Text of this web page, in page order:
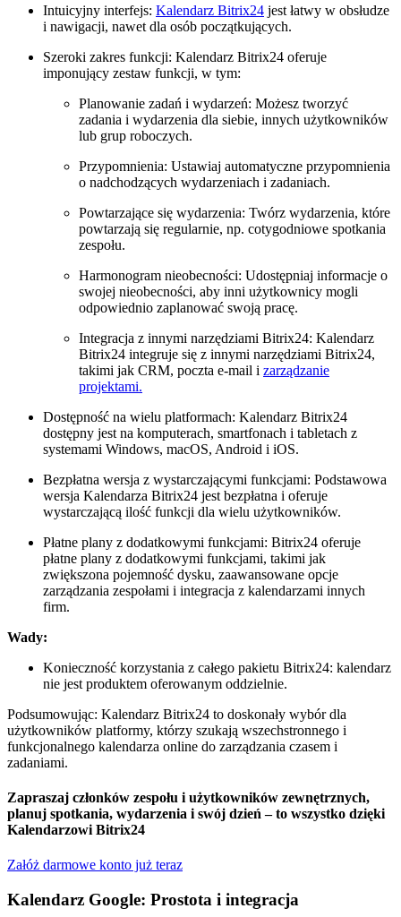
Intuicyjny interfejs: Kalendarz Bitrix24 jest łatwy w obsłudze
i nawigacji, nawet dla osób początkujących.
Szeroki zakres funkcji: Kalendarz Bitrix24 oferuje
imponujący zestaw funkcji, w tym:
Planowanie zadań i wydarzeń: Możesz tworzyć
zadania i wydarzenia dla siebie, innych użytkowników
lub grup roboczych.
Przypomnienia: Ustawiaj automatyczne przypomnienia
o nadchodzących wydarzeniach i zadaniach.
Powtarzające się wydarzenia: Twórz wydarzenia, które
powtarzają się regularnie, np. cotygodniowe spotkania
zespołu.
Harmonogram nieobecności: Udostępniaj informacje o
swojej nieobecności, aby inni użytkownicy mogli
odpowiednio zaplanować swoją pracę.
Integracja z innymi narzędziami Bitrix24: Kalendarz
Bitrix24 integruje się z innymi narzędziami Bitrix24,
takimi jak CRM, poczta e-mail i zarządzanie
projektami.
Dostępność na wielu platformach: Kalendarz Bitrix24
dostępny jest na komputerach, smartfonach i tabletach z
systemami Windows, macOS, Android i iOS.
Bezpłatna wersja z wystarczającymi funkcjami: Podstawowa
wersja Kalendarza Bitrix24 jest bezpłatna i oferuje
wystarczającą ilość funkcji dla wielu użytkowników.
Płatne plany z dodatkowymi funkcjami: Bitrix24 oferuje
płatne plany z dodatkowymi funkcjami, takimi jak
zwiększona pojemność dysku, zaawansowane opcje
zarządzania zespołami i integracja z kalendarzami innych
firm.
Wady:
Konieczność korzystania z całego pakietu Bitrix24: kalendarz
nie jest produktem oferowanym oddzielnie.
Podsumowując: Kalendarz Bitrix24 to doskonały wybór dla
użytkowników platformy, którzy szukają wszechstronnego i
funkcjonalnego kalendarza online do zarządzania czasem i
zadaniami.
Zapraszaj członków zespołu i użytkowników zewnętrznych,
planuj spotkania, wydarzenia i swój dzień – to wszystko dzięki
Kalendarzowi Bitrix24
Załóż darmowe konto już teraz
Kalendarz Google: Prostota i integracja